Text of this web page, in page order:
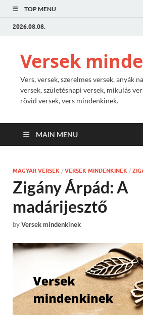
TOP MENU
2026.08.08.
Versek
Vers, versek, szerelmes versek, anyák
versek, születésnapi versek, mikulás
rövid versek, vers mindenkinek.
MAIN MENU
MAGYAR VERSEK / VERSEK MINDENKINEK /
Zigány Árpád: A
madárijesztő
byVersek mindenkinek